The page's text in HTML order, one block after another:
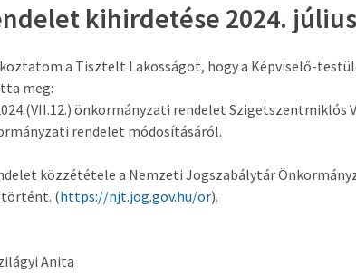
kihirdetése 2024.
a Tisztelt Lakosságot, hogy a Képviselő-
meg:
önkormányzati rendelet Szigetszentmiklós
rendelet módosításáról.
közzététele a Nemzeti Jogszabálytár
(https://njt.jog.gov.hu/or).
Anita